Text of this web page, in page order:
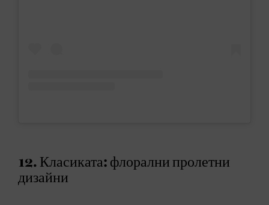
12. Класиката: флорални пролетни
дизайни